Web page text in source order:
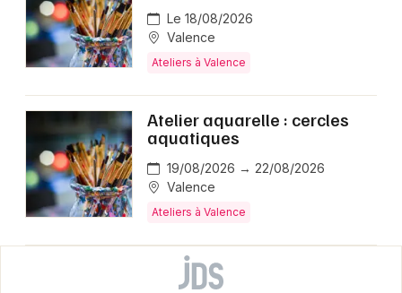
Le 18/08/2026
Valence
Ateliers à Valence
Atelier aquarelle : cercles
aquatiques
19/08/2026 → 22/08/2026
Valence
Ateliers à Valence